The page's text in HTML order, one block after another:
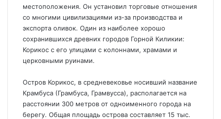
местоположения. Он установил торговые отношения
со многими цивилизациями из-за производства и
экспорта оливок. Один из наиболее хорошо
сохранившихся древних городов Горной Киликии:
Корикос с его улицами с колоннами, храмами и
церковными руинами.
Остров Корикос, в средневековье носивший название
Крамбуса (Грамбуса, Грамвусса), располагается на
расстоянии 300 метров от одноименного города на
берегу. Общая площадь острова составляет 15 тыс.